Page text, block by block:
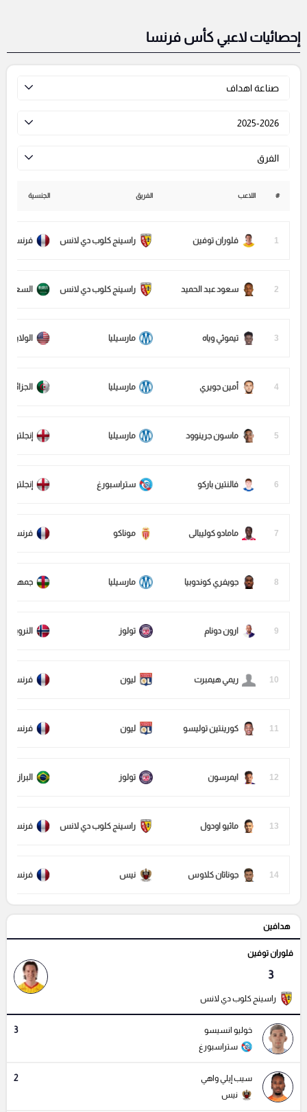
إحصائيات لاعبي كأس فرنسا
صناعة اهداف
2025-2026
الفرق
# اللاعب الفريق الجنسية
1 فلوران توفين راسينج كلوب دي لانس فرنسا
2 سعود عبد الحميد راسينج كلوب دي لانس السعودية
3 تيموثي وياه مارسيليا الولايات
4 أمين جويري مارسيليا الجزائر
5 ماسون جرينوود مارسيليا إنجلترا
6 فالنتين باركو ستراسبورغ إنجلترا
7 مامادو كوليبالى موناكو فرنسا
8 جويفري كوندوبيا مارسيليا جمهورية
9 ارون دونام تولوز النرويج
10 ريمي هيمبرت ليون فرنسا
11 كورينتين توليسو ليون فرنسا
12 ايمرسون تولوز البرازيل
13 ماثيو اودول راسينج كلوب دي لانس فرنسا
14 جوناتان كلاوس نيس فرنسا
هدافين
فلوران توفين
3
راسينج كلوب دي لانس
خوليو انسيسو 3
ستراسبورغ
سيب إيلي واهي 2
نيس